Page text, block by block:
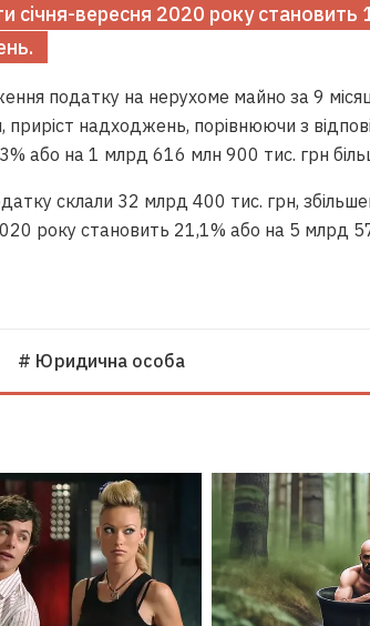
січня-вересня 2020 року становить
податку на нерухоме майно за 9
надходжень, порівнюючи з
або на 1 млрд 616 млн 900 тис. грн
склали 32 млрд 400 тис. грн,
року становить 21,1% або на 5 млрд
# Юридична особа